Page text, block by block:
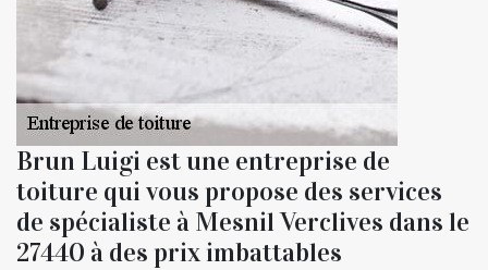
Brun Luigi est une entreprise de
toiture qui vous propose des services
de spécialiste à Mesnil Verclives dans le
27440 à des prix imbattables